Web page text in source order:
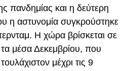
πανδημίας και η δεύτερη
η αστυνομία συγκρούστηκε
Η χώρα βρίσκεται σε
μέσα Δεκεμβρίου, που
μέχρι τις 9